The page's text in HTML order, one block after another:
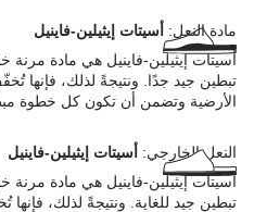
مادة النعل: أسيتات إيثيلين-فاينيل
أسيتات إيثيلين-فاينيل هي مادة مرنة
تبطين جيد جدًا. ونتيجةً لذلك، فإنها
الأرضية وتضمن أن تكون كل خطوة
النعل الخارجي: أسيتات إيثيلين-فاينيل
أسيتات إيثيلين-فاينيل هي مادة مرنة
تبطين جيد للغاية. ونتيجةً لذلك،